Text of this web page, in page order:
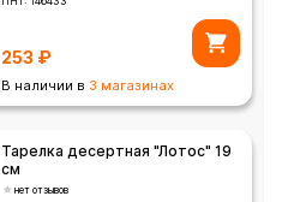
253 ₽
В наличии в 3 магазинах
Тарелка десертная "Лотос" 19
см
нет отзывов